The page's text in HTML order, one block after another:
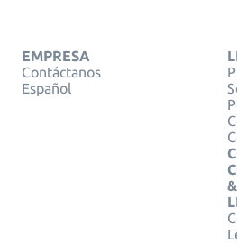
EMPRESA
Contáctanos
Español